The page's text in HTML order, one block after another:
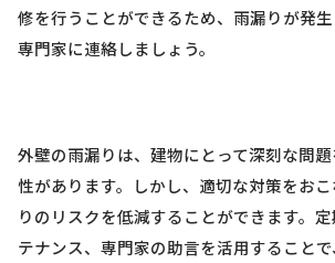
修を行うことができるため、雨漏りが発
専門家に連絡しましょう。
外壁の雨漏りは、建物にとって深刻な問
性があります。しかし、適切な対策をお
りのリスクを低減することができます。
テナンス、専門家の助言を活用すること